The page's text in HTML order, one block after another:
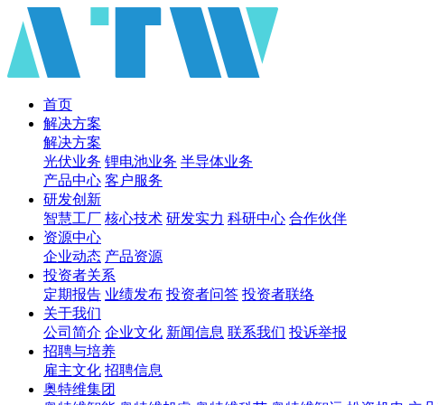
首页
解决方案
解决方案
光伏业务 锂电池业务 半导体业务
产品中心 客户服务
研发创新
智慧工厂 核心技术 研发实力 科研中心 合作伙伴
资源中心
企业动态 产品资源
投资者关系
定期报告 业绩发布 投资者问答 投资者联络
关于我们
公司简介 企业文化 新闻信息 联系我们 投诉举报
招聘与培养
雇主文化 招聘信息
奥特维集团